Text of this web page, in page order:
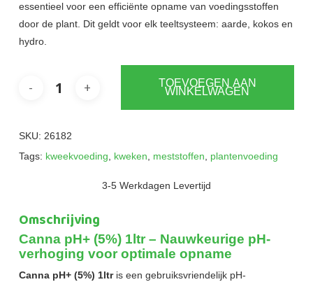
essentieel voor een efficiënte opname van voedingsstoffen
door de plant. Dit geldt voor elk teeltsysteem: aarde, kokos en
hydro.
TOEVOEGEN AAN
WINKELWAGEN
SKU: 26182
Tags: kweekvoeding, kweken, meststoffen, plantenvoeding
3-5 Werkdagen Levertijd
Omschrijving
Canna pH+ (5%) 1ltr – Nauwkeurige pH-
verhoging voor optimale opname
Canna pH+ (5%) 1ltris een gebruiksvriendelijk pH-